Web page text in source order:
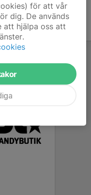
för att vår
dig. De används
att hjälpa oss att